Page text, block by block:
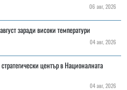
06 авг, 2026
заради високи температури
04 авг, 2026
център в Националната
04 авг, 2026